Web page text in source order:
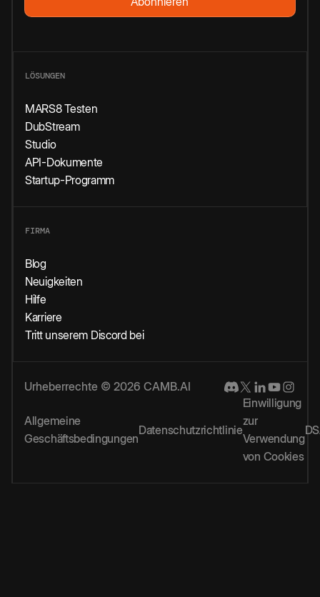
LÖSUNGEN
MARS8 Testen
DubStream
Studio
API-Dokumente
Startup-Programm
FIRMA
Blog
Neuigkeiten
Hilfe
Karriere
Tritt unserem Discord bei
Urheberrechte © 2026 CAMB.AI
Allgemeine
Geschäftsbedingungen
Datenschutzrichtlinie
Einwilligung
zur
Verwendung
von Cookies